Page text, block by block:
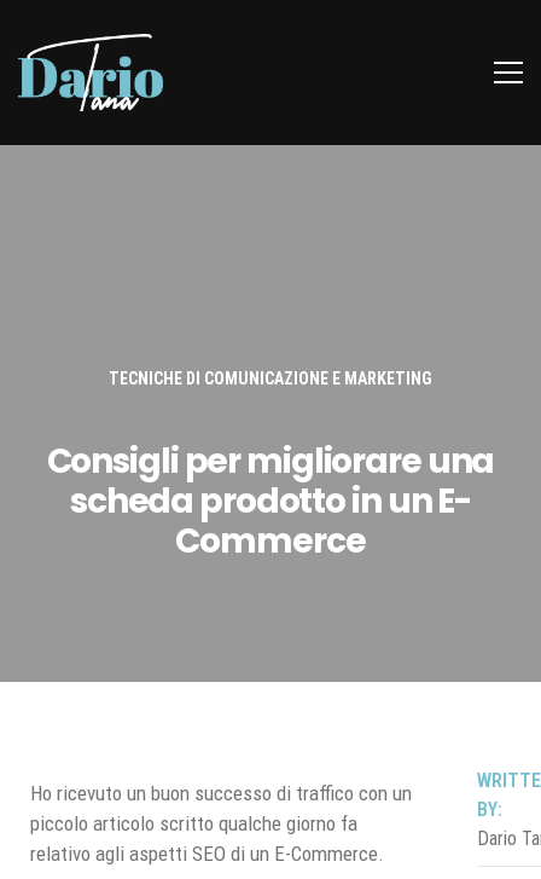
TECNICHE DI COMUNICAZIONE E MARKETING
Consigli per migliorare una
scheda prodotto in un E-
Commerce
Ho ricevuto un buon successo di traffico con un
piccolo articolo scritto qualche giorno fa
relativo agli aspetti SEO di un E-Commerce.
BY:
Dario